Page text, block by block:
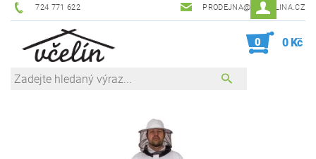
724 771 622 PRODEJNA@ZEVCELINA.CZ
0 0 Kč